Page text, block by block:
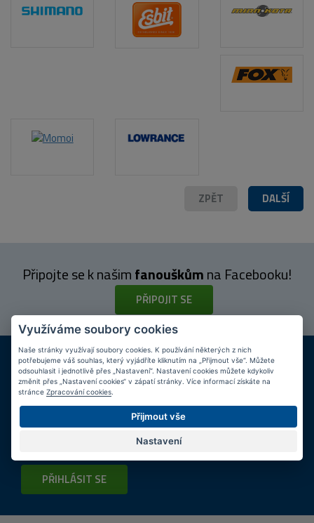
DALŠÍ
ZPĚT
Připojte se k našimfanouškůmna Facebooku!
PŘIPOJIT SE
DOPRAVA ZDARMA
Při nákupu nad 2 000 Kč
KAMENNÉ PRODEJNY
Jsme na trhu více než 10 let
Tipyk nákupu
Napište nám svůj e-mail a my vás budeme informovatmax.
o zajímavých nabídkách!
PŘIHLÁSIT SE
Využíváme soubory cookies
Naše stránky využívají soubory cookies. K používání některých z nich
potřebujeme váš souhlas, který vyjádříte kliknutím na „Přijmout vše“. Můžete
odsouhlasit i jednotlivě přes „Nastavení“. Nastavení cookies můžete kdykoliv
změnit přes „Nastavení cookies“ v zápatí stránky. Více informací získáte na
stránce Zpracování cookies
Přijmout vše
Nastavení